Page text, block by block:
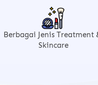
Berbagai Jenis Treatment
Skincare